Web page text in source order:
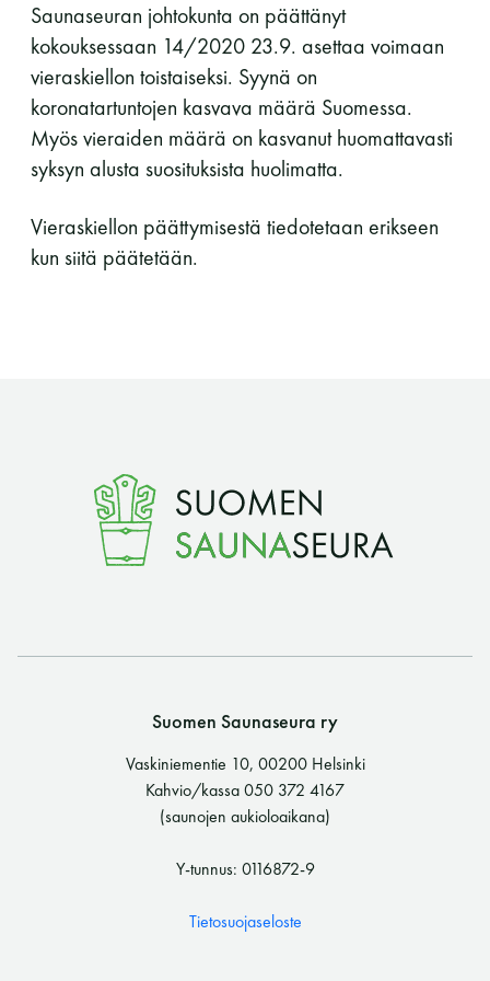
LUE LISÄÄ
Saunaseuran johtokunta on päättänyt
kokouksessaan 14/2020 23.9. asettaa voimaan
vieraskiellon toistaiseksi. Syynä on
koronatartuntojen kasvava määrä Suomessa.
Myös vieraiden määrä on kasvanut huomattavasti
syksyn alusta suosituksista huolimatta.
Vieraskiellon päättymisestä tiedotetaan erikseen
kun siitä päätetään.
Suomen Saunaseura ry
Vaskiniementie 10, 00200 Helsinki
Kahvio/kassa 050 372 4167
(saunojen aukioloaikana)
Y-tunnus: 0116872-9
Tietosuojaseloste